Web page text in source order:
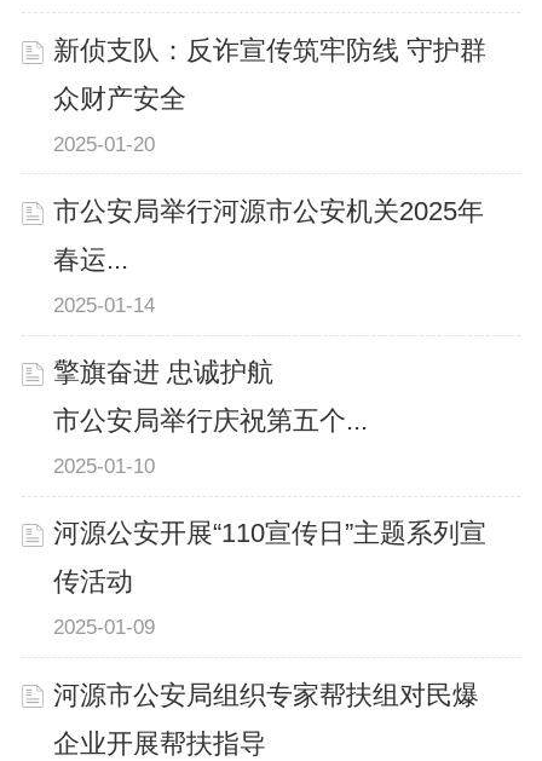
新侦支队：反诈宣传筑牢防线 守护群
众财产安全
2025-01-20
市公安局举行河源市公安机关2025年
春运...
2025-01-14
擎旗奋进 忠诚护航
市公安局举行庆祝第五个...
2025-01-10
河源公安开展“110宣传日”主题系列宣
传活动
2025-01-09
河源市公安局组织专家帮扶组对民爆
企业开展帮扶指导